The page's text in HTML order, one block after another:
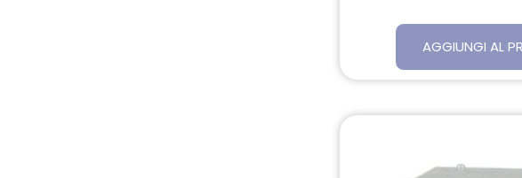
AGGIUNGI AL